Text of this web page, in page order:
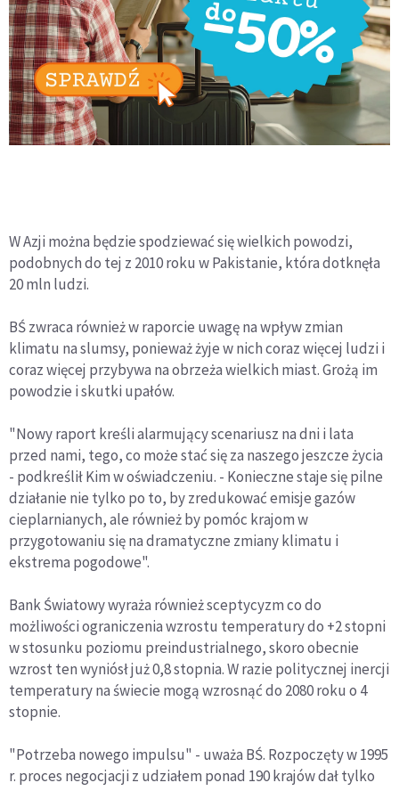
W Azji można będzie spodziewać się wielkich powodzi,
podobnych do tej z 2010 roku w Pakistanie, która dotknęła
20 mln ludzi.
BŚ zwraca również w raporcie uwagę na wpływ zmian
klimatu na slumsy, ponieważ żyje w nich coraz więcej ludzi i
coraz więcej przybywa na obrzeża wielkich miast. Grożą im
powodzie i skutki upałów.
"Nowy raport kreśli alarmujący scenariusz na dni i lata
przed nami, tego, co może stać się za naszego jeszcze życia
- podkreślił Kim w oświadczeniu. - Konieczne staje się pilne
działanie nie tylko po to, by zredukować emisje gazów
cieplarnianych, ale również by pomóc krajom w
przygotowaniu się na dramatyczne zmiany klimatu i
ekstrema pogodowe".
Bank Światowy wyraża również sceptycyzm co do
możliwości ograniczenia wzrostu temperatury do +2 stopni
w stosunku poziomu preindustrialnego, skoro obecnie
wzrost ten wyniósł już 0,8 stopnia. W razie politycznej inercji
temperatury na świecie mogą wzrosnąć do 2080 roku o 4
stopnie.
"Potrzeba nowego impulsu" - uważa BŚ. Rozpoczęty w 1995
r. proces negocjacji z udziałem ponad 190 krajów dał tylko